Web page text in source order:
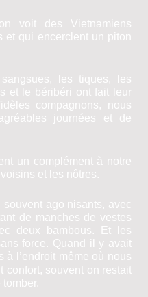
voit des Vietnamiens
et qui encerclent un piton
les tiques, les
et le béribéri ont fait leur
compagnons, nous
journées et de
un complément à notre
et les nôtres.
ago­ nisants, avec
de manches de vestes
deux bambous. Et les
force. Quand il
y avait
à l’endroit même où nous
confort, souvent on restait